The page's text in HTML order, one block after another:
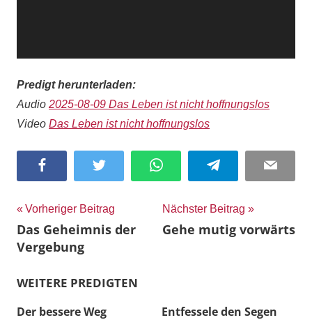
Predigt herunterladen:
Audio 2025-08-09 Das Leben ist nicht hoffnungslos
Video Das Leben ist nicht hoffnungslos
Facebook Twitter WhatsApp Telegram Email
Beitragsnavigation
Vorheriger Beitrag
Das Geheimnis der
Vergebung
Nächster Beitrag
Gehe mutig vorwärts
WEITERE PREDIGTEN
Der bessere Weg Entfessele den Segen